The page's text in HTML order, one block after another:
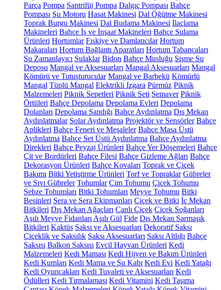
Parça Pompa Santrifüj Pompa Dalgıç Pompası Bahçe
Pompası Su Motoru Hasat Makinesi Dal Öğütme Makinesi
Toprak Burgu Makinesi Dal Budama Makinesi İlaçlama
Makineleri Bahçe İş ve İnşaat Makineleri Bahçe Sulama
Ürünleri Hortumlar Fıskiye ve Damlatıcılar Hortum
Makaraları Hortum Bağlantı Aparatları Hortum Tabancaları
Su Zamanlayıcı Sulaklar Bidon Bahçe Musluğu Şişme Su
Deposu Mangal ve Aksesuarları Mangal Aksesuarları Mangal
Kömürü ve Tutuşturucular Mangal ve Barbekü Kömürlü
Mangal Tüplü Mangal Elektrikli Izgara Pürmüz Piknik
Malzemeleri Piknik Sepetleri Piknik Seti Semaver Piknik
Örtüleri Bahçe Depolama Depolama Evleri Depolama
Dolapları Depolama Sandığı Bahçe Aydınlatma Dış Mekan
Aydınlatmalar Solar Aydınlatma Projektör ve Sensörler Bahçe
Aplikleri Bahçe Feneri ve Meşaleler Bahçe Masa Üstü
Aydınlatma Bahçe Set Üstü Aydınlatma Bahçe Aydınlatma
Direkleri Bahçe Peyzaj Ürünleri Bahçe Yer Döşemeleri Bahçe
Çit ve Bordürleri Bahçe Filesi Bahçe Gizleme Ağları Bahçe
Dekorasyon Ürünleri Bahçe Kovaları Toprak ve Çiçek
Bakımı Bitki Yetiştirme Ürünleri Torf ve Topraklar Gübreler
ve Sıvı Gübreler Tohumlar Çim Tohumu Çiçek Tohumu
Sebze Tohumları Bitki Tohumları Meyve Tohumu Bitki
Besinleri Sera ve Sera Ekipmanları Çiçek ve Bitki İç Mekan
Bitkileri Dış Mekan Ağaçları Canlı Çiçek Çiçek Soğanları
Aşılı Meyve Fidanları Aşılı Gül Fide Dış Mekan Sarmaşık
Bitkileri Kaktüs Saksı ve Aksesuarları Dekoratif Saksı
Çiçeklik ve Saksılık Saksı Aksesuarları Saksı Altlığı Bahçe
Saksısı Balkon Saksısı Evcil Hayvan Ürünleri Kedi
Malzemeleri Kedi Maması Kedi Hijyen ve Bakım Ürünleri
Kedi Kumları Kedi Mama ve Su Kabı Kedi Evi Kedi Yatağı
Kedi Oyuncakları Kedi Tuvaleti ve Aksesuarları Kedi
Ödülleri Kedi Tırmalaması Kedi Vitamini Kedi Taşıma